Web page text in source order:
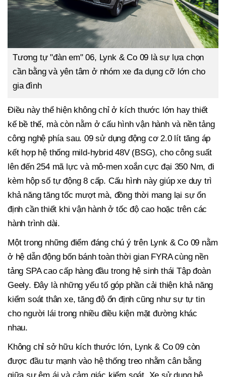
Tương tự "đàn em" 06, Lynk & Co 09 là sự lựa chọn
cần bằng và yên tâm ở nhóm xe đa dụng cỡ lớn cho
gia đình
Điều này thể hiện không chỉ ở kích thước lớn hay thiết
kế bề thế, mà còn nằm ở cấu hình vận hành và nền tảng
công nghệ phía sau. 09 sử dụng động cơ 2.0 lít tăng áp
kết hợp hệ thống mild-hybrid 48V (BSG), cho công suất
lên đến 254 mã lực và mô-men xoắn cực đại 350 Nm, đi
kèm hộp số tự động 8 cấp. Cấu hình này giúp xe duy trì
khả năng tăng tốc mượt mà, đồng thời mang lại sự ổn
định cần thiết khi vận hành ở tốc độ cao hoặc trên các
hành trình dài.
Một trong những điểm đáng chú ý trên Lynk & Co 09 nằm
ở hệ dẫn động bốn bánh toàn thời gian FYRA cùng nền
tảng SPA cao cấp hàng đầu trong hệ sinh thái Tập đoàn
Geely. Đây là những yếu tố góp phần cải thiện khả năng
kiểm soát thân xe, tăng độ ổn định cũng như sự tự tin
cho người lái trong nhiều điều kiện mặt đường khác
nhau.
Không chỉ sở hữu kích thước lớn, Lynk & Co 09 còn
được đầu tư mạnh vào hệ thống treo nhằm cân bằng